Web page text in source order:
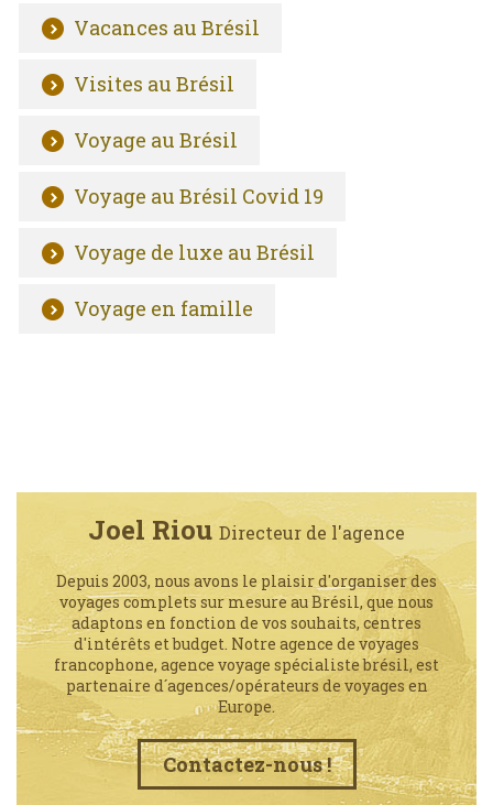
Vacances au Brésil
Visites au Brésil
Voyage au Brésil
Voyage au Brésil Covid 19
Voyage de luxe au Brésil
Voyage en famille
Joel Riou Directeur de l'agence
Depuis 2003, nous avons le plaisir d'organiser des
voyages complets sur mesure au Brésil, que nous
adaptons en fonction de vos souhaits, centres
d'intérêts et budget. Notre agence de voyages
francophone, agence voyage spécialiste brésil, est
partenaire d´agences/opérateurs de voyages en
Europe.
Contactez-nous !